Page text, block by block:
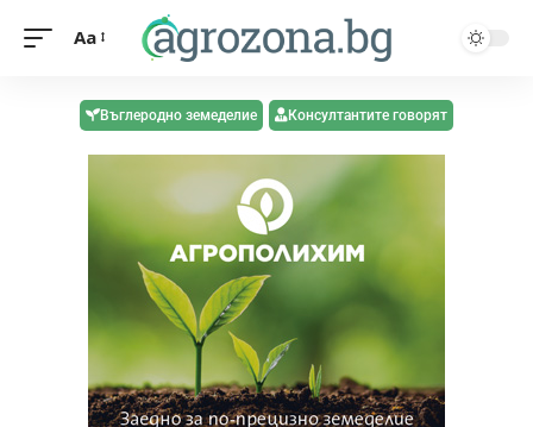
Aa
Въглеродно земеделие Консултантите говорят